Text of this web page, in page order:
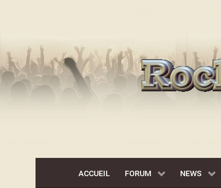
ACCUEIL FORUM NEWS